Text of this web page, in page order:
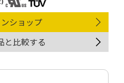
ショップ
と比較する